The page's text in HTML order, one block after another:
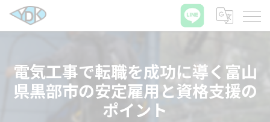
電気工事で転職を成功に導く富山
県黒部市の安定雇用と資格支援の
ポイント